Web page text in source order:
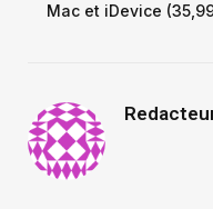
Mac et iDevice